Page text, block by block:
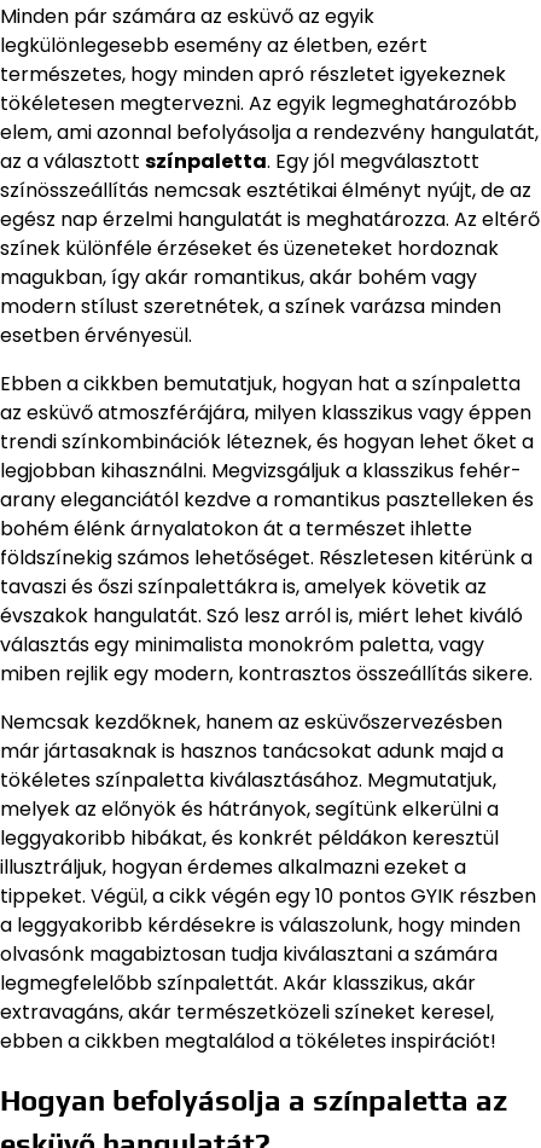
Minden pár számára az esküvő az egyik
legkülönlegesebb esemény az életben, ezért
természetes, hogy minden apró részletet igyekeznek
tökéletesen megtervezni. Az egyik legmeghatározóbb
elem, ami azonnal befolyásolja a rendezvény hangulatát,
az a választott színpaletta. Egy jól megválasztott
színösszeállítás nemcsak esztétikai élményt nyújt, de az
egész nap érzelmi hangulatát is meghatározza. Az eltérő
színek különféle érzéseket és üzeneteket hordoznak
magukban, így akár romantikus, akár bohém vagy
modern stílust szeretnétek, a színek varázsa minden
esetben érvényesül.
Ebben a cikkben bemutatjuk, hogyan hat a színpaletta
az esküvő atmoszférájára, milyen klasszikus vagy éppen
trendi színkombinációk léteznek, és hogyan lehet őket a
legjobban kihasználni. Megvizsgáljuk a klasszikus fehér-
arany eleganciától kezdve a romantikus pasztelleken és
bohém élénk árnyalatokon át a természet ihlette
földszínekig számos lehetőséget. Részletesen kitérünk a
tavaszi és őszi színpalettákra is, amelyek követik az
évszakok hangulatát. Szó lesz arról is, miért lehet kiváló
választás egy minimalista monokróm paletta, vagy
miben rejlik egy modern, kontrasztos összeállítás sikere.
Nemcsak kezdőknek, hanem az esküvőszervezésben
már jártasaknak is hasznos tanácsokat adunk majd a
tökéletes színpaletta kiválasztásához. Megmutatjuk,
melyek az előnyök és hátrányok, segítünk elkerülni a
leggyakoribb hibákat, és konkrét példákon keresztül
illusztráljuk, hogyan érdemes alkalmazni ezeket a
tippeket. Végül, a cikk végén egy 10 pontos GYIK részben
a leggyakoribb kérdésekre is válaszolunk, hogy minden
olvasónk magabiztosan tudja kiválasztani a számára
legmegfelelőbb színpalettát. Akár klasszikus, akár
extravagáns, akár természetközeli színeket keresel,
ebben a cikkben megtalálod a tökéletes inspirációt!
Hogyan befolyásolja a színpaletta az